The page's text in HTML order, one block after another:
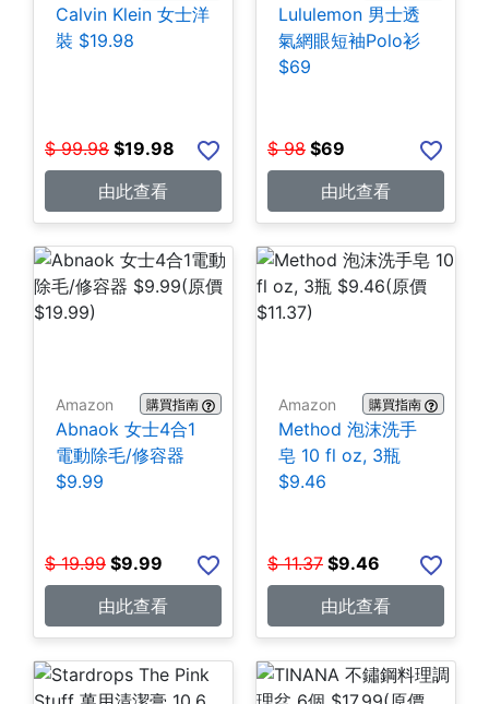
Calvin Klein 女士洋
裝 $19.98
$ 99.98 $19.98
由此查看
Lululemon 男士透
氣網眼短袖Polo衫
$69
$ 98 $69
由此查看
Amazon 購買指南
Abnaok 女士4合1
電動除毛/修容器
$9.99
$ 19.99 $9.99
由此查看
Amazon 購買指南
Method 泡沫洗手
皂 10 fl oz, 3瓶
$9.46
$ 11.37 $9.46
由此查看